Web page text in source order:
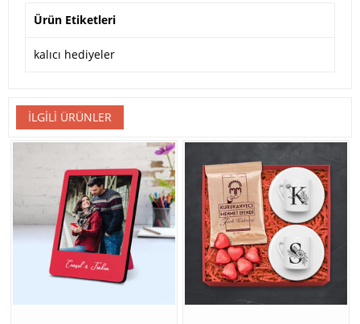
Ürün Etiketleri
kalıcı hediyeler
İLGILI ÜRÜNLER